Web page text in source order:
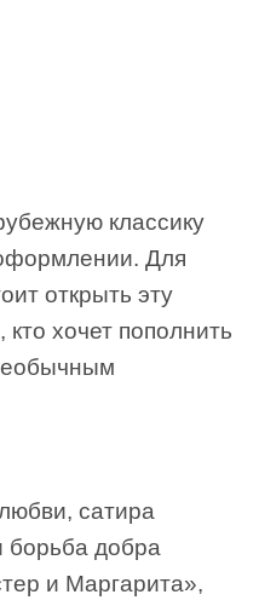
классику
Для
открыть эту
кто хочет пополнить
сатира
борьба добра
и Маргарита»,